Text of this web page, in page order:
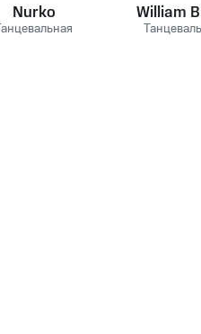
Nurko William